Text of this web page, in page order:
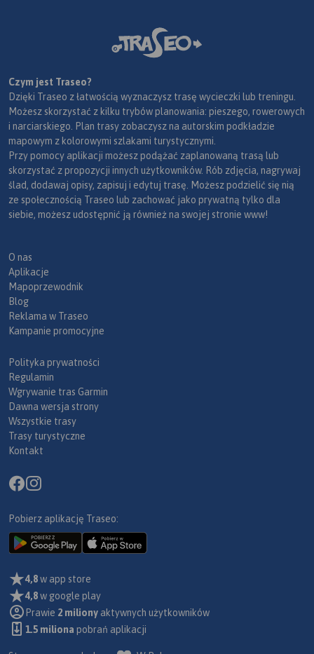
Czym jest Traseo?
Dzięki Traseo z łatwością wyznaczysz trasę wycieczki lub treningu.
Możesz skorzystać z kilku trybów planowania: pieszego, rowerowych
i narciarskiego. Plan trasy zobaczysz na autorskim podkładzie
mapowym z kolorowymi szlakami turystycznymi.
Przy pomocy aplikacji możesz podążać zaplanowaną trasą lub
skorzystać z propozycji innych użytkowników. Rób zdjęcia, nagrywaj
ślad, dodawaj opisy, zapisuj i edytuj trasę. Możesz podzielić się nią
ze społecznością Traseo lub zachować jako prywatną tylko dla
siebie, możesz udostępnić ją również na swojej stronie www!
O nas
Aplikacje
Mapoprzewodnik
Blog
Reklama w Traseo
Kampanie promocyjne
Polityka prywatności
Regulamin
Wgrywanie tras Garmin
Dawna wersja strony
Wszystkie trasy
Trasy turystyczne
Kontakt
Pobierz aplikację Traseo:
4,8w app store
4,8w google play
Prawie 2 miliony aktywnych użytkowników
1.5 miliona pobrań aplikacji